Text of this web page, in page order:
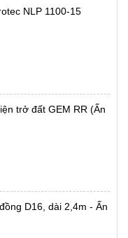
NLP 1100-15
trở đất GEM RR (Ấn
D16, dài 2,4m - Ấn